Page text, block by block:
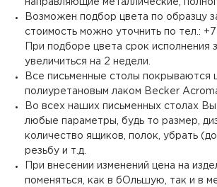
направляющие металлические,
Возможен подбор цвета по образцу
стоимость можно уточнить по тел.:
При подборе цвета срок исполнения
увеличиться на 2 недели.
Все письменные столы покрываются
полиуретановым лаком Becker
Во всех наших письменных столах
любые параметры, будь то размер,
количество ящиков, полок, убрать
резьбу и т.д.
При внесении изменений цена на
поменяться, как в бОльшую, так и в